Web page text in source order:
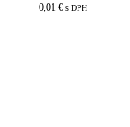
0,01 € s DPH